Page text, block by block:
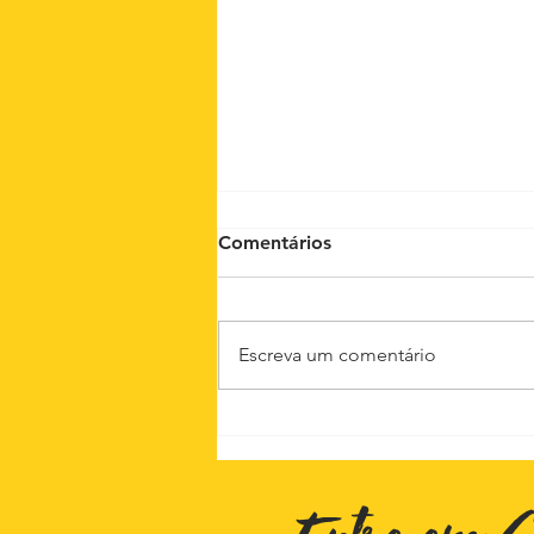
Cultural
Comentários
Escreva um comentário